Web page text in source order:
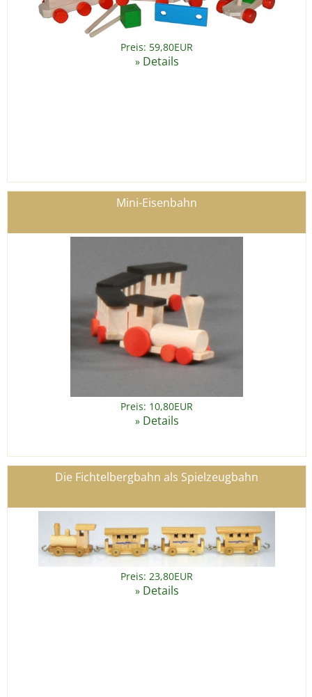
Preis: 59,80EUR
» Details
Mini-Eisenbahn
Preis: 10,80EUR
» Details
Die Fichtelbergbahn als Spielzeugbahn
Preis: 23,80EUR
» Details